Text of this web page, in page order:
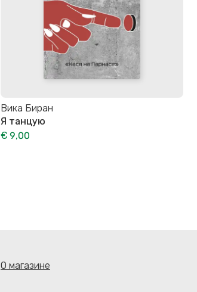
Вика Биран
Я танцую
€ 9,00
О магазине